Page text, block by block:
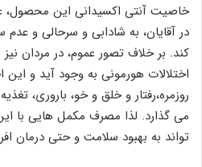
خاصیت آنتی اکسیدانی این محصول،
در آقایان، به شادابی و سرحالی و
کند. بر خلاف تصور عموم، در مردان
اختلالات هورمونی به وجود آید و این
روزمره،رفتار و خلق و خو، باروری،
می گذارد. لذا مصرف مکمل هایی با
تواند به بهبود سلامت و حتی درمان